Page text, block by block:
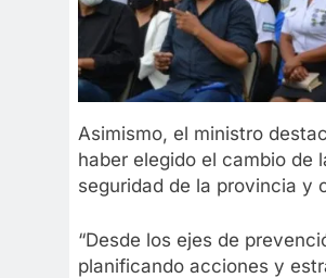
Asimismo, el ministro
haber elegido el cambio de
seguridad de la provincia y
“Desde los ejes de
planificando acciones y